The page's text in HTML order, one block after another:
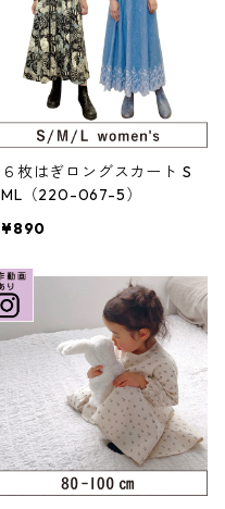
６枚はぎロングスカート S
ML（220-067-5）
¥890